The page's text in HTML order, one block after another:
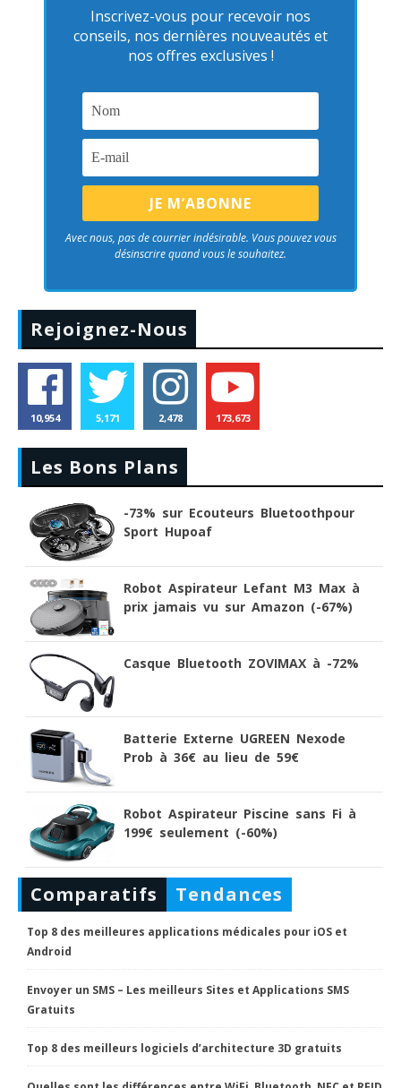
Inscrivez-vous pour recevoir nos
conseils, nos dernières nouveautés et
nos offres exclusives !
Avec nous, pas de courrier indésirable. Vous pouvez vous
désinscrire quand vous le souhaitez.
Rejoignez-Nous
10,954 5,171 2,478 173,673
Les Bons Plans
-73% sur Ecouteurs Bluetoothpour
Sport Hupoaf
Robot Aspirateur Lefant M3 Max à
prix jamais vu sur Amazon (-67%)
Casque Bluetooth ZOVIMAX à -72%
Batterie Externe UGREEN Nexode
Prob à 36€ au lieu de 59€
Robot Aspirateur Piscine sans Fi à
199€ seulement (-60%)
Comparatifs Tendances
Top 8 des meilleures applications médicales pour iOS et
Android
Envoyer un SMS – Les meilleurs Sites et Applications SMS
Gratuits
Top 8 des meilleurs logiciels d’architecture 3D gratuits